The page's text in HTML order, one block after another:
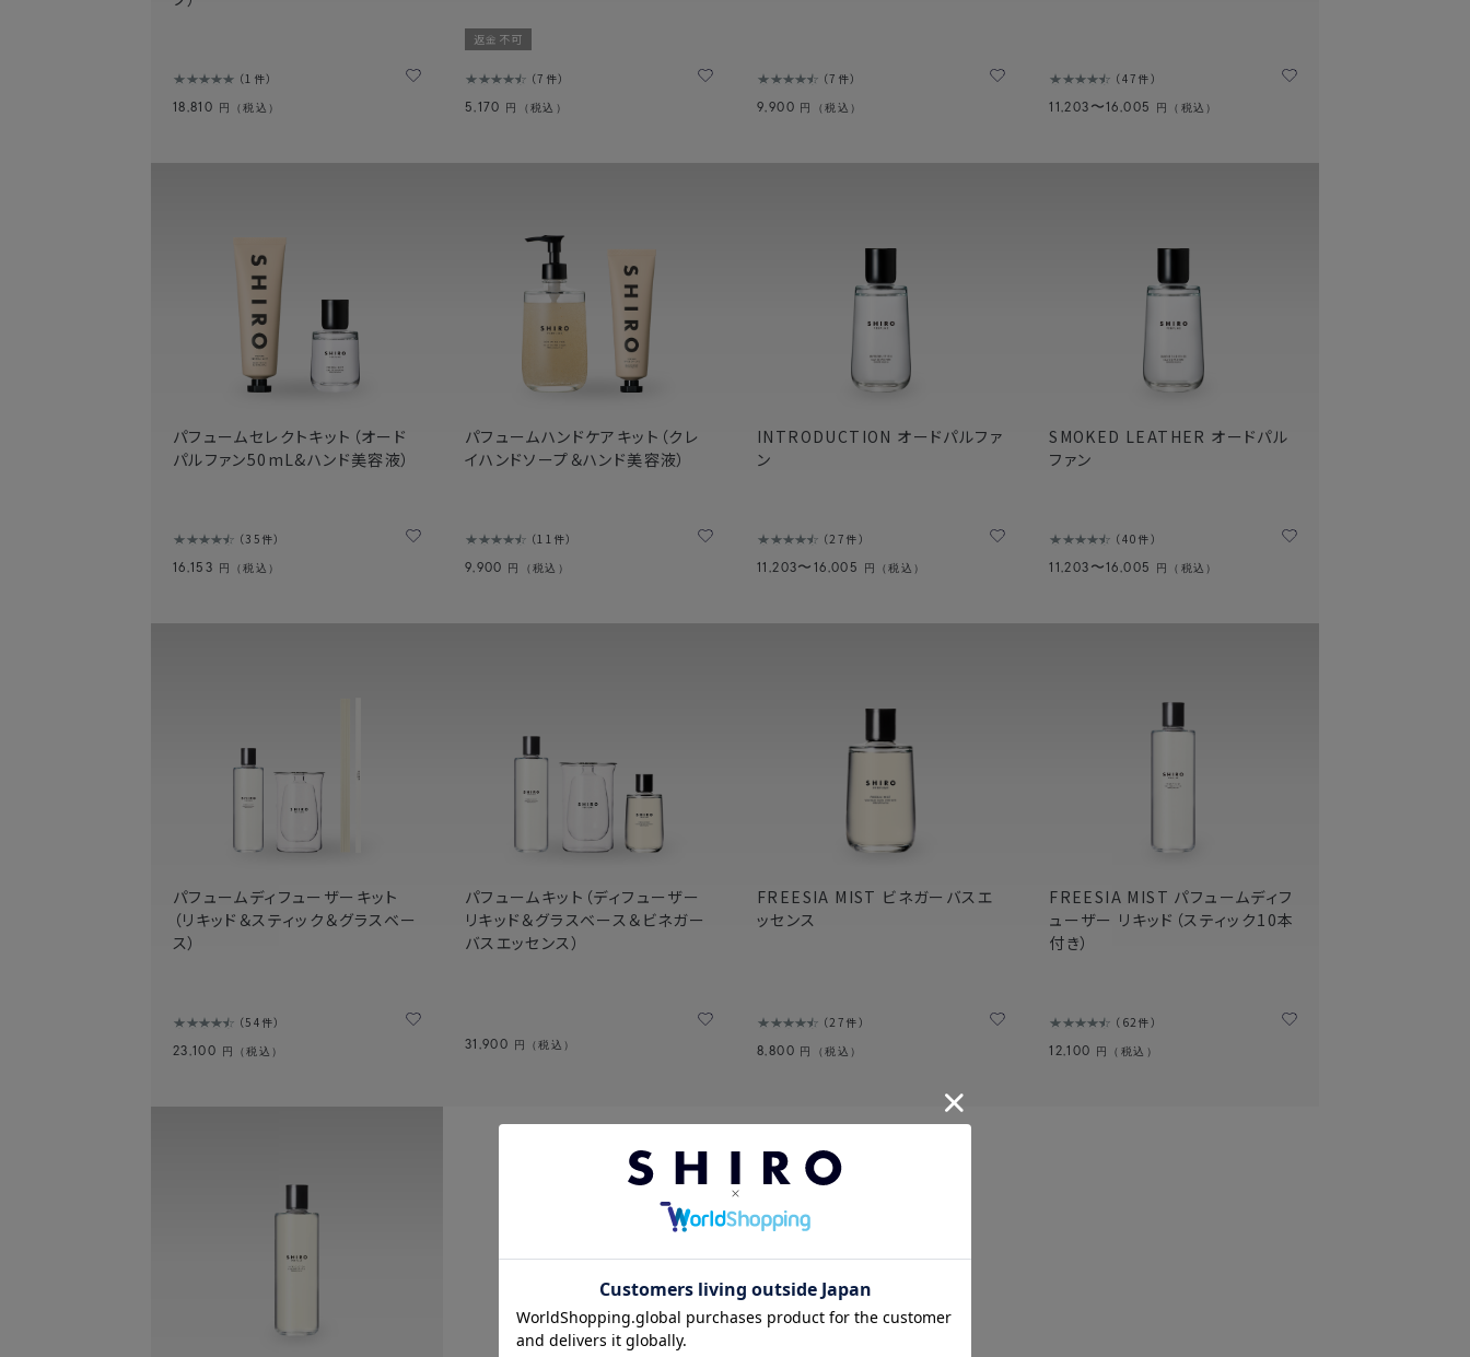
1件
18,810 円（税込）
返金不可
7件
5,170 円（税込）
7件
9,900 円（税込）
47件
11,203〜16,005 円（税込）
パフュームセレクトキット（オード
パルファン50mL&ハンド美容液）
35件
16,153 円（税込）
パフュームハンドケアキット（クレ
イハンドソープ＆ハンド美容液）
11件
9,900 円（税込）
INTRODUCTION オードパルファ
ン
27件
11,203〜16,005 円（税込）
SMOKED LEATHER オードパル
ファン
40件
11,203〜16,005 円（税込）
パフュームディフューザーキット
（リキッド＆スティック＆グラスベー
ス）
54件
23,100 円（税込）
パフュームキット（ディフューザー
リキッド＆グラスベース＆ビネガー
バスエッセンス）
31,900 円（税込）
FREESIA MIST ビネガーバスエ
ッセンス
27件
8,800 円（税込）
FREESIA MIST パフュームディフ
ューザー リキッド（スティック10本
付き）
62件
12,100 円（税込）